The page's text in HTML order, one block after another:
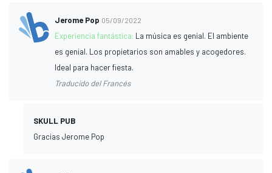
Jerome Pop 05/09/2022
Experiencia fantástica: La música es genial. El ambiente
es genial. Los propietarios son amables y acogedores.
Ideal para hacer fiesta.
Traducido del Francés
SKULL PUB
Gracias Jerome Pop